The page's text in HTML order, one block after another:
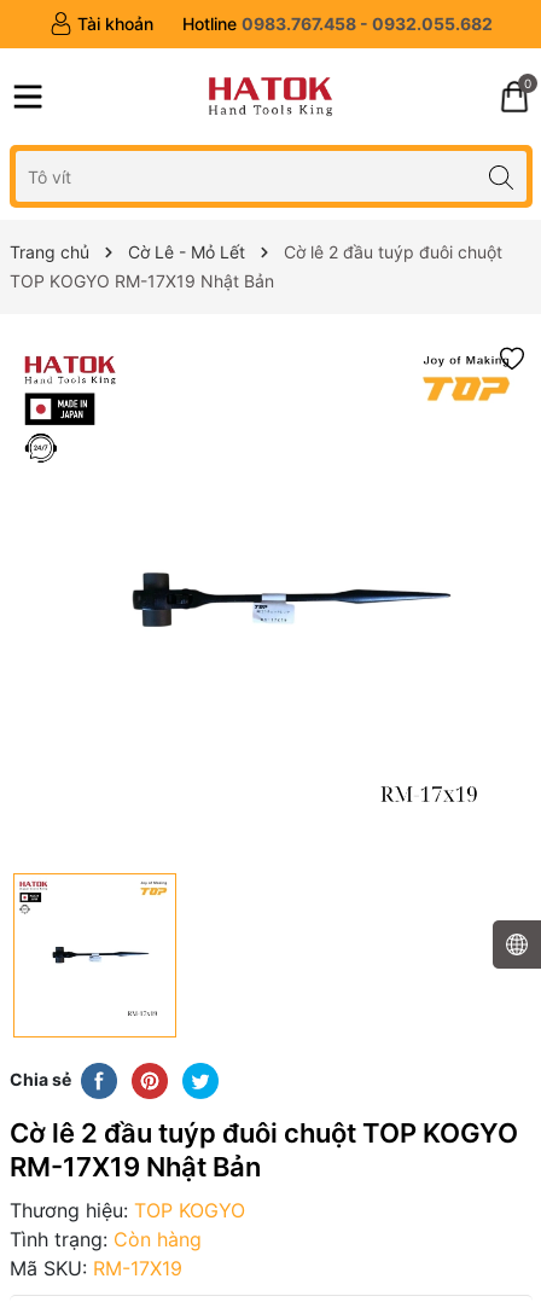
Tài khoản Hotline 0983.767.458 - 0932.055.682
0
Trang chủ Cờ Lê - Mỏ Lết
Cờ lê 2 đầu tuýp đuôi chuột
TOP KOGYO RM-17X19 Nhật Bản
Chia sẻ
Cờ lê 2 đầu tuýp đuôi chuột TOP KOGYO
RM-17X19 Nhật Bản
Thương hiệu: TOP KOGYO
Tình trạng: Còn hàng
Mã SKU: RM-17X19